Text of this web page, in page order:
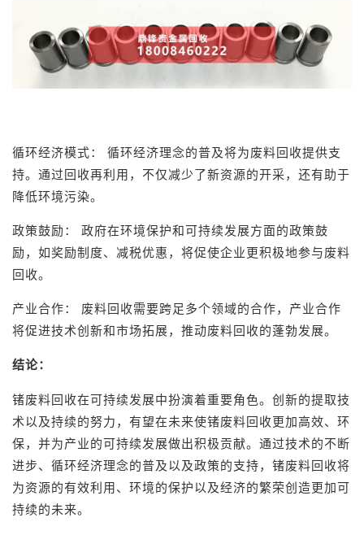
循环经济模式： 循环经济理念的普及将为废料回收提供支
持。通过回收再利用，不仅减少了新资源的开采，还有助于
降低环境污染。
政策鼓励： 政府在环境保护和可持续发展方面的政策鼓
励，如奖励制度、减税优惠，将促使企业更积极地参与废料
回收。
产业合作： 废料回收需要跨足多个领域的合作，产业合作
将促进技术创新和市场拓展，推动废料回收的蓬勃发展。
结论：
锗废料回收在可持续发展中扮演着重要角色。创新的提取技
术以及持续的努力，有望在未来使锗废料回收更加高效、环
保，并为产业的可持续发展做出积极贡献。通过技术的不断
进步、循环经济理念的普及以及政策的支持，锗废料回收将
为资源的有效利用、环境的保护以及经济的繁荣创造更加可
持续的未来。